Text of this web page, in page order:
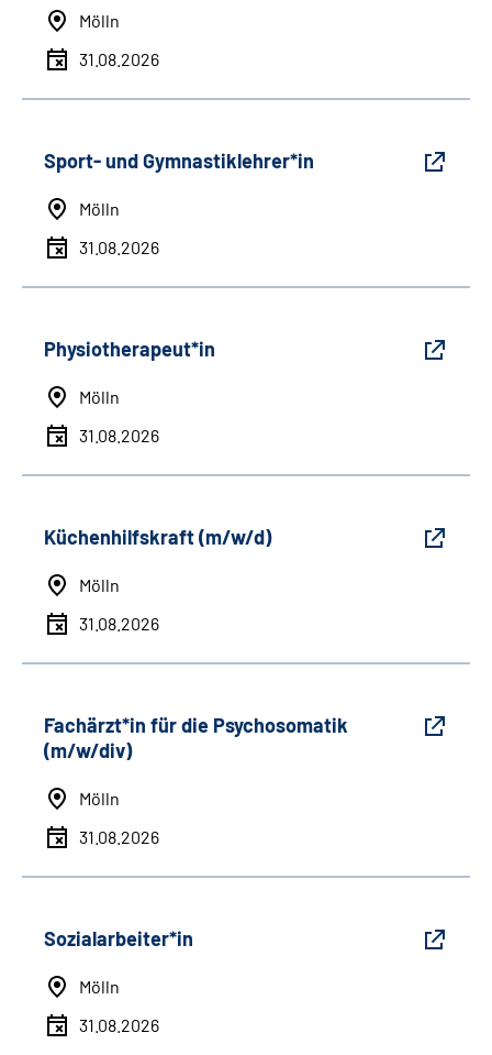
Mölln
31.08.2026
Sport- und Gymnastiklehrer*in
Mölln
31.08.2026
Physiotherapeut*in
Mölln
31.08.2026
Küchenhilfskraft (m/w/d)
Mölln
31.08.2026
Fachärzt*in für die Psychosomatik
(m/w/div)
Mölln
31.08.2026
Sozialarbeiter*in
Mölln
31.08.2026